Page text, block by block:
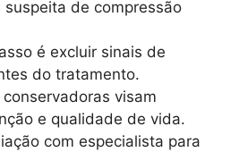
suspeita de compressão
é excluir sinais de
do tratamento.
visam
e qualidade de vida.
com especialista para